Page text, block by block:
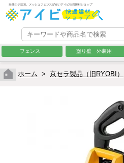
フェンス 塗り壁 外装用
ホーム > 京セラ製品（旧RYOBI）